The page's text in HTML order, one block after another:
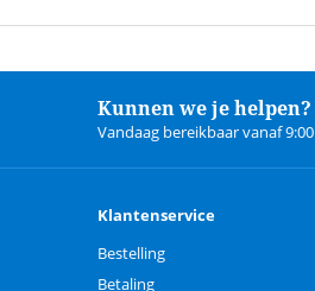
Kunnen we je helpen?
Vandaag bereikbaar vanaf 9:00
Klantenservice
Bestelling
Betaling